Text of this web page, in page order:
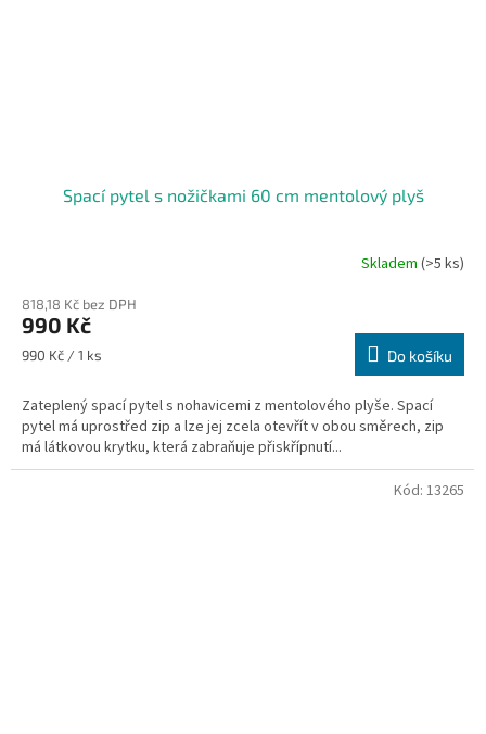
Spací pytel s nožičkami 60 cm mentolový plyš
Skladem (>5 ks)
818,18 Kč bez DPH
990 Kč
Měrná
990 Kč / 1 ks Do košíku
Zateplený spací pytel s nohavicemi z mentolového plyše. Spací
pytel má uprostřed zip a lze jej zcela otevřít v obou směrech, zip
má látkovou krytku, která zabraňuje přiskřípnutí...
Kód: 13265